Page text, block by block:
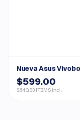
Nueva Asus
$599.00
$640.93 ITBMS incl.